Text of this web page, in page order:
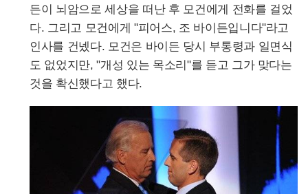
든이 뇌암으로 세상을 떠난 후 모건에게 전화를 걸었
다. 그리고 모건에게 "피어스, 조 바이든입니다"라고
인사를 건넸다. 모건은 바이든 당시 부통령과 일면식
도 없었지만, "개성 있는 목소리"를 듣고 그가 맞다는
것을 확신했다고 했다.